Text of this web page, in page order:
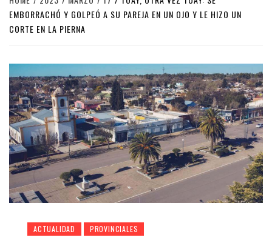
EMBORRACHÓ Y GOLPEÓ A SU PAREJA EN UN OJO Y LE HIZO UN
CORTE EN LA PIERNA
ACTUALIDAD PROVINCIALES